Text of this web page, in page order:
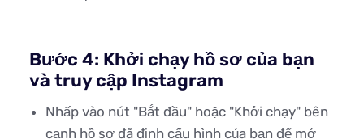
Bước 4: Khởi chạy hồ sơ của bạn
và truy cập Instagram
Nhấp vào nút "Bắt đầu" hoặc "Khởi chạy" bên
cạnh hồ sơ đã định cấu hình của bạn để mở